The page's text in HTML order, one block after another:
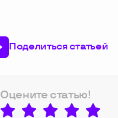
Поделиться статьей
Оцените статью!